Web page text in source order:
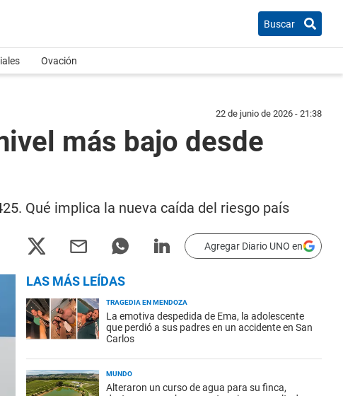
Buscar
Ovación
22 de junio de 2026 - 21:38
más bajo desde
Qué implica la nueva caída del riesgo país
Agregar Diario UNO en
LAS MÁS LEÍDAS
TRAGEDIA EN MENDOZA
La emotiva despedida de Ema, la adolescente
que perdió a sus padres en un accidente en San
Carlos
MUNDO
Alteraron un curso de agua para su finca,